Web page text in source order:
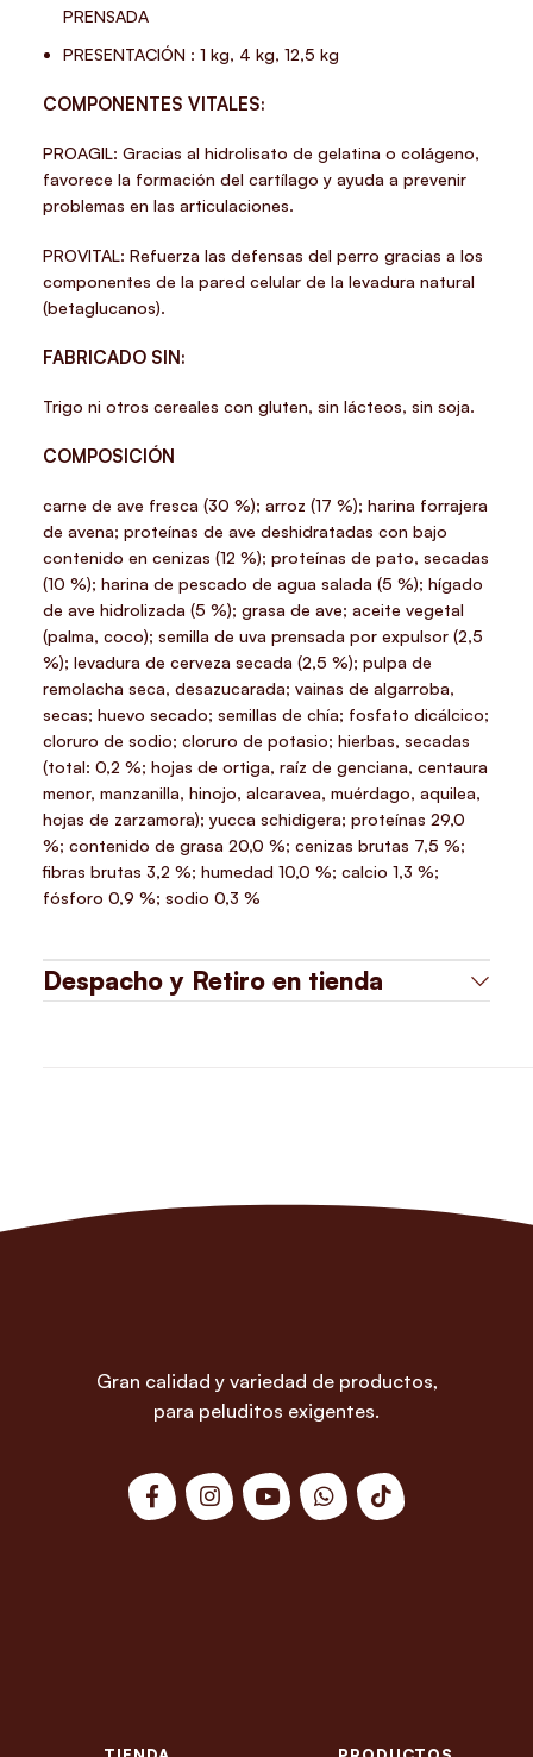
PRENSADA
PRESENTACIÓN : 1 kg, 4 kg, 12,5 kg
COMPONENTES VITALES:
PROAGIL: Gracias al hidrolisato de gelatina o colágeno,
favorece la formación del cartílago y ayuda a prevenir
problemas en las articulaciones.
PROVITAL: Refuerza las defensas del perro gracias a los
componentes de la pared celular de la levadura natural
(betaglucanos).
FABRICADO SIN:
Trigo ni otros cereales con gluten, sin lácteos, sin soja.
COMPOSICIÓN
carne de ave fresca (30 %); arroz (17 %); harina forrajera
de avena; proteínas de ave deshidratadas con bajo
contenido en cenizas (12 %); proteínas de pato, secadas
(10 %); harina de pescado de agua salada (5 %); hígado
de ave hidrolizada (5 %); grasa de ave; aceite vegetal
(palma, coco); semilla de uva prensada por expulsor (2,5
%); levadura de cerveza secada (2,5 %); pulpa de
remolacha seca, desazucarada; vainas de algarroba,
secas; huevo secado; semillas de chía; fosfato dicálcico;
cloruro de sodio; cloruro de potasio; hierbas, secadas
(total: 0,2 %; hojas de ortiga, raíz de genciana, centaura
menor, manzanilla, hinojo, alcaravea, muérdago, aquilea,
hojas de zarzamora); yucca schidigera; proteínas 29,0
%; contenido de grasa 20,0 %; cenizas brutas 7,5 %;
fibras brutas 3,2 %; humedad 10,0 %; calcio 1,3 %;
fósforo 0,9 %; sodio 0,3 %
Despacho y Retiro en tienda
Gran calidad y variedad de productos,
para peluditos exigentes.